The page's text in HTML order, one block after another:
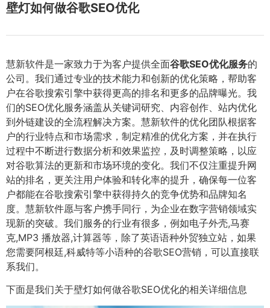
壁灯如何做谷歌SEO优化
慧新软件是一家致力于为客户提供全面谷歌SEO优化服务的
公司。我们通过专业的技术能力和创新的优化策略，帮助客
户在谷歌搜索引擎中获得更高的排名和更多的品牌曝光。我
们的SEO优化服务涵盖从关键词研究、内容创作、站内优化
到外链建设的全流程解决方案。慧新软件的优化团队根据客
户的行业特点和市场需求，制定精准的优化方案，并在执行
过程中不断进行数据分析和效果监控，及时调整策略，以应
对谷歌算法的更新和市场环境的变化。我们不仅注重提升网
站的排名，更关注用户体验和转化率的提升，确保每一位客
户都能在谷歌搜索引擎中获得持久的竞争优势和品牌知名
度。慧新软件愿与客户携手同行，为企业在数字营销领域实
现新的突破。我们服务的行业有很多，例如电子外壳,马赛
克,MP3 播放器,计算器等，除了英语语种外贸独立站，如果
您需要阿根廷,科威特等小语种的谷歌SEO营销，可以直接联
系我们。
下面是我们关于壁灯如何做谷歌SEO优化的相关详细信息